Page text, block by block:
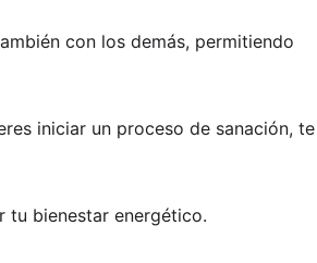
con los demás, permitiendo
iniciar un proceso de sanación, te
tu bienestar energético.